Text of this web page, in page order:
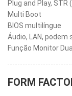
Plug and Play,
Multi Boot
BIOS multilíngue
Áudio, LAN, podem
Função Monitor Dual
FORM